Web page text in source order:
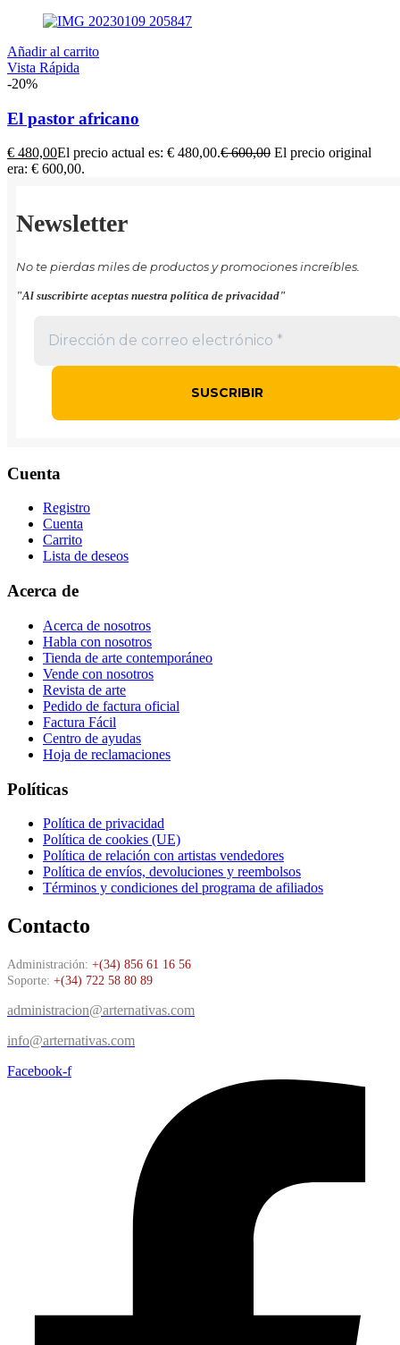
Añadir al carrito
Vista Rápida
-20%
El pastor africano
€ 480,00El precio actual es: € 480,00.€600,00 El precio original
era: € 600,00.
Newsletter
No te pierdas miles de productos y promociones increíbles.
"Al suscribirte aceptas nuestra política de privacidad"
Cuenta
Registro
Cuenta
Carrito
Lista de deseos
Acerca de
Acerca de nosotros
Habla con nosotros
Tienda de arte contemporáneo
Vende con nosotros
Revista de arte
Pedido de factura oficial
Factura Fácil
Centro de ayudas
Hoja de reclamaciones
Políticas
Política de privacidad
Política de cookies (UE)
Política de relación con artistas vendedores
Política de envíos, devoluciones y reembolsos
Términos y condiciones del programa de afiliados
Contacto
Administración: +(34) 856 61 16 56
Soporte: +(34) 722 58 80 89
administracion@arternativas.com
info@arternativas.com
Facebook-f